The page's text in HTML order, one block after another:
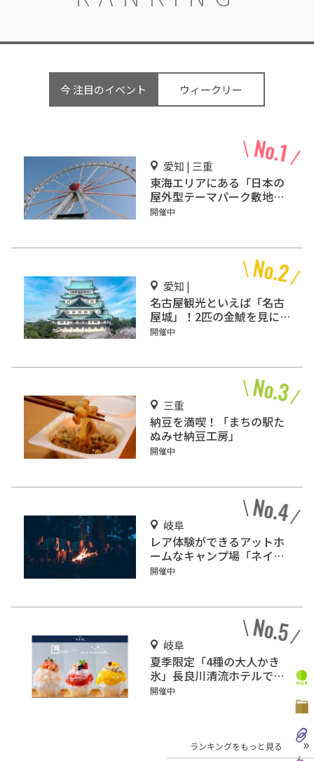
今 注目のイベント ウィークリー
愛知 | 三重
東海エリアにある「日本の
屋外型テーマパーク敷地面
積ランキング」入りしてい
開催中
愛知 |
名古屋観光といえば「名古
屋城」！2匹の金鯱を見に
行こう
開催中
三重
納豆を満喫！「まちの駅た
ぬみせ納豆工房」
開催中
岐阜
レア体験ができるアットホ
ームなキャンプ場「ネイチ
ャーランドかみのほ」
開催中
岐阜
夏季限定「4種の大人かき
氷」長良川清流ホテルで販
売
開催中
ランキングをもっと見る